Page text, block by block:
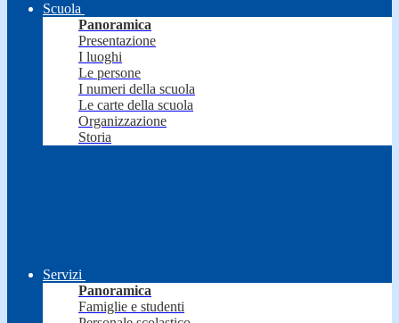
Scuola
Panoramica
Presentazione
I luoghi
Le persone
I numeri della scuola
Le carte della scuola
Organizzazione
Storia
Servizi
Panoramica
Famiglie e studenti